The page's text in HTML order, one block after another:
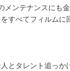
ンテナンスにも金
すべてフィルムに
とタレント追っ